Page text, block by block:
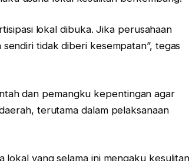
lokal dibuka. Jika perusahaan
tidak diberi kesempatan”, tegas
dan pemangku kepentingan agar
terutama dalam pelaksanaan
lokal yang selama ini mengaku kesulitan